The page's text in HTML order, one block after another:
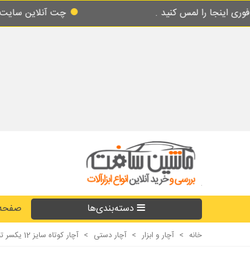
کنید . چت آنلاین سایت در طول
دسته‌بندی‌ها
خانه > آچار و ابزار > آچار دستی > آچار کوتاه سایز 12 یکسر تخت و رینگی مکس تاپ MAXTOP مدل MXR